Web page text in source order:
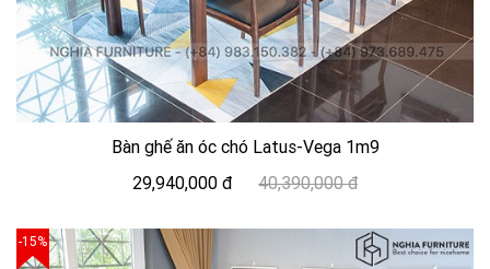
Bàn ghế ăn óc chó Latus-Vega 1m9
29,940,000 đ
40,390,000 đ
-15%